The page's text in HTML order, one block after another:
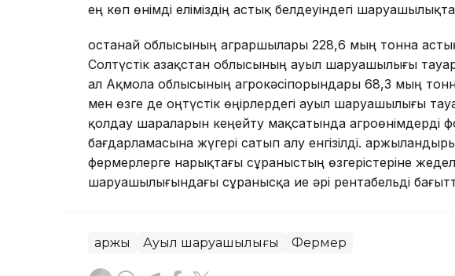
ең көп өнімді еліміздің астық белдеуіндегі
Қостанай облысының аграршылары 228,6 мың тонна
Солтүстік Қазақстан облысының ауыл шаруашылығы
ал Ақмола облысының агрокәсіпорындары 68,3 мың
мен өзге де оңтүстік өңірлердегі ауыл шаруашылығы
қолдау шараларын кеңейту мақсатында агроөнімдерді
бағдарламасына жүгері сатып алу енгізілді.
фермерлерге нарықтағы сұраныстың өзгерістеріне
шаруашылығындағы сұранысқа ие әрі рентабельді
Қаржы Ауыл шаруашылығы Фермер